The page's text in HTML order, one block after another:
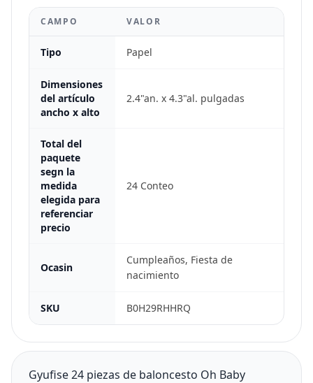
CAMPO VALOR
Tipo Papel
Dimensiones
del artículo
ancho x alto
2.4"an. x 4.3"al. pulgadas
Total del
paquete
segn la
medida
elegida para
referenciar
precio
24 Conteo
Ocasin
Cumpleaños, Fiesta de
nacimiento
SKU B0H29RHHRQ
Gyufise 24 piezas de baloncesto Oh Baby